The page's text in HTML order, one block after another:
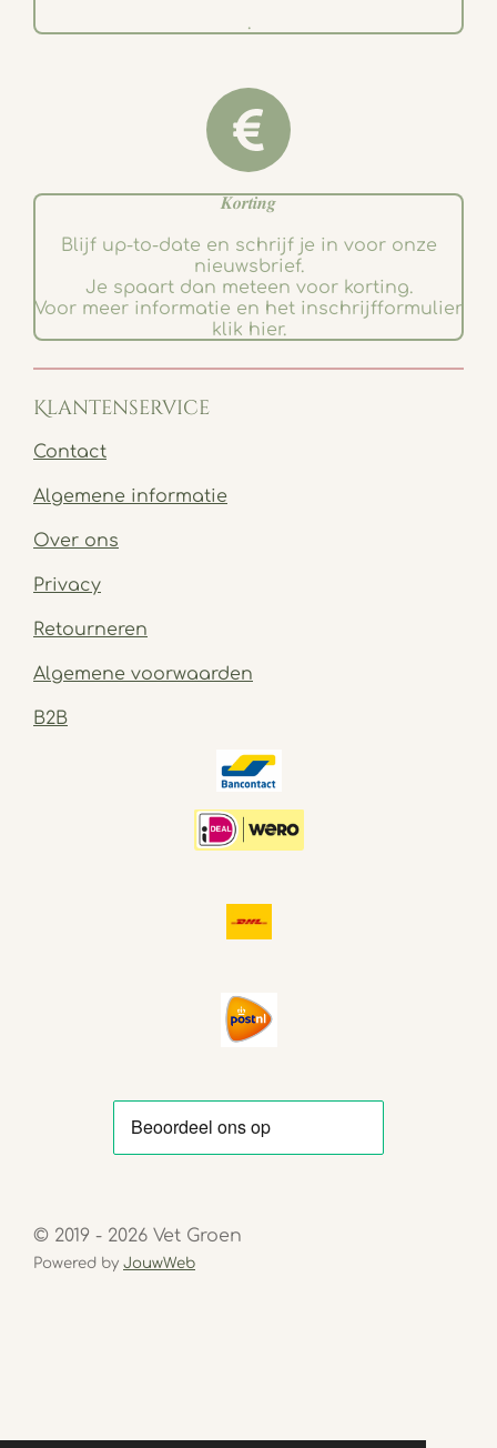
.
𝑲𝒐𝒓𝒕𝒊𝒏𝒈
Blijf up-to-date en schrijf je in voor onze
nieuwsbrief.
Je spaart dan meteen voor korting.
Voor meer informatie en het inschrijfformulier
klik hier.
Klantenservice
Contact
Algemene informatie
Over ons
Privacy
Retourneren
Algemene voorwaarden
B2B
© 2019 - 2026 Vet Groen
Powered by JouwWeb